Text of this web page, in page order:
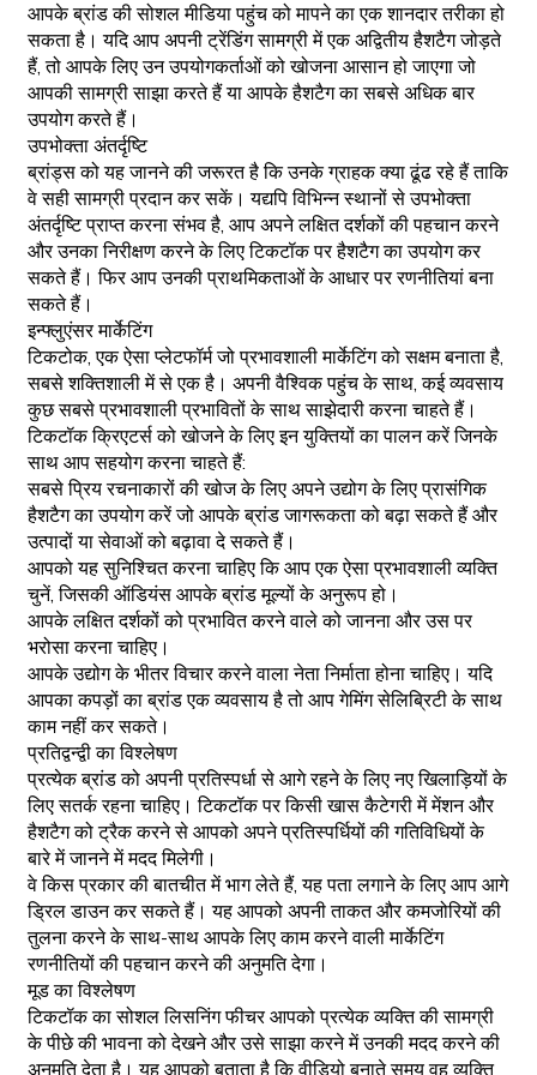
आपके ब्रांड की सोशल मीडिया पहुंच को मापने का एक शानदार तरीका हो
सकता है। यदि आप अपनी ट्रेंडिंग सामग्री में एक अद्वितीय हैशटैग जोड़ते
हैं, तो आपके लिए उन उपयोगकर्ताओं को खोजना आसान हो जाएगा जो
आपकी सामग्री साझा करते हैं या आपके हैशटैग का सबसे अधिक बार
उपयोग करते हैं।
उपभोक्ता अंतर्दृष्टि
ब्रांड्स को यह जानने की जरूरत है कि उनके ग्राहक क्या ढूंढ रहे हैं ताकि
वे सही सामग्री प्रदान कर सकें। यद्यपि विभिन्न स्थानों से उपभोक्ता
अंतर्दृष्टि प्राप्त करना संभव है, आप अपने लक्षित दर्शकों की पहचान करने
और उनका निरीक्षण करने के लिए टिकटॉक पर हैशटैग का उपयोग कर
सकते हैं। फिर आप उनकी प्राथमिकताओं के आधार पर रणनीतियां बना
सकते हैं।
इन्फ्लुएंसर मार्केटिंग
टिकटोक, एक ऐसा प्लेटफॉर्म जो प्रभावशाली मार्केटिंग को सक्षम बनाता है,
सबसे शक्तिशाली में से एक है। अपनी वैश्विक पहुंच के साथ, कई व्यवसाय
कुछ सबसे प्रभावशाली प्रभावितों के साथ साझेदारी करना चाहते हैं।
टिकटॉक क्रिएटर्स को खोजने के लिए इन युक्तियों का पालन करें जिनके
साथ आप सहयोग करना चाहते हैं:
सबसे प्रिय रचनाकारों की खोज के लिए अपने उद्योग के लिए प्रासंगिक
हैशटैग का उपयोग करें जो आपके ब्रांड जागरूकता को बढ़ा सकते हैं और
उत्पादों या सेवाओं को बढ़ावा दे सकते हैं।
आपको यह सुनिश्चित करना चाहिए कि आप एक ऐसा प्रभावशाली व्यक्ति
चुनें, जिसकी ऑडियंस आपके ब्रांड मूल्यों के अनुरूप हो।
आपके लक्षित दर्शकों को प्रभावित करने वाले को जानना और उस पर
भरोसा करना चाहिए।
आपके उद्योग के भीतर विचार करने वाला नेता निर्माता होना चाहिए। यदि
आपका कपड़ों का ब्रांड एक व्यवसाय है तो आप गेमिंग सेलिब्रिटी के साथ
काम नहीं कर सकते।
प्रतिद्वन्द्वी का विश्लेषण
प्रत्येक ब्रांड को अपनी प्रतिस्पर्धा से आगे रहने के लिए नए खिलाड़ियों के
लिए सतर्क रहना चाहिए। टिकटॉक पर किसी खास कैटेगरी में मेंशन और
हैशटैग को ट्रैक करने से आपको अपने प्रतिस्पर्धियों की गतिविधियों के
बारे में जानने में मदद मिलेगी।
वे किस प्रकार की बातचीत में भाग लेते हैं, यह पता लगाने के लिए आप आगे
ड्रिल डाउन कर सकते हैं। यह आपको अपनी ताकत और कमजोरियों की
तुलना करने के साथ-साथ आपके लिए काम करने वाली मार्केटिंग
रणनीतियों की पहचान करने की अनुमति देगा।
मूड का विश्लेषण
टिकटॉक का सोशल लिसनिंग फीचर आपको प्रत्येक व्यक्ति की सामग्री
के पीछे की भावना को देखने और उसे साझा करने में उनकी मदद करने की